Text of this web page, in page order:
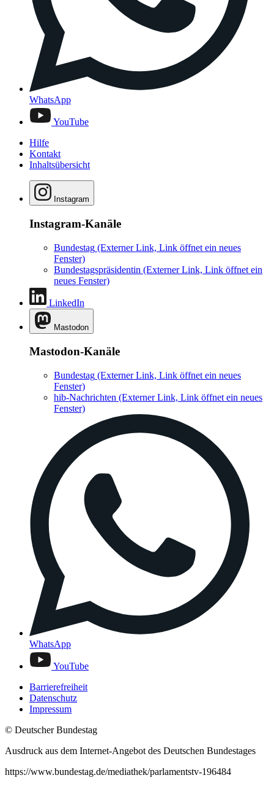
WhatsApp
YouTube
Hilfe
Kontakt
Inhaltsübersicht
Instagram
Instagram-Kanäle
Bundestag (Externer Link, Link öffnet ein neues
Fenster)
Bundestagspräsidentin (Externer Link, Link öffnet ein
neues Fenster)
LinkedIn
Mastodon
Mastodon-Kanäle
Bundestag (Externer Link, Link öffnet ein neues
Fenster)
hib-Nachrichten (Externer Link, Link öffnet ein neues
Fenster)
WhatsApp
YouTube
Barrierefreiheit
Datenschutz
Impressum
© Deutscher Bundestag
Ausdruck aus dem Internet-Angebot des Deutschen Bundestages
https://www.bundestag.de/mediathek/parlamentstv-196484